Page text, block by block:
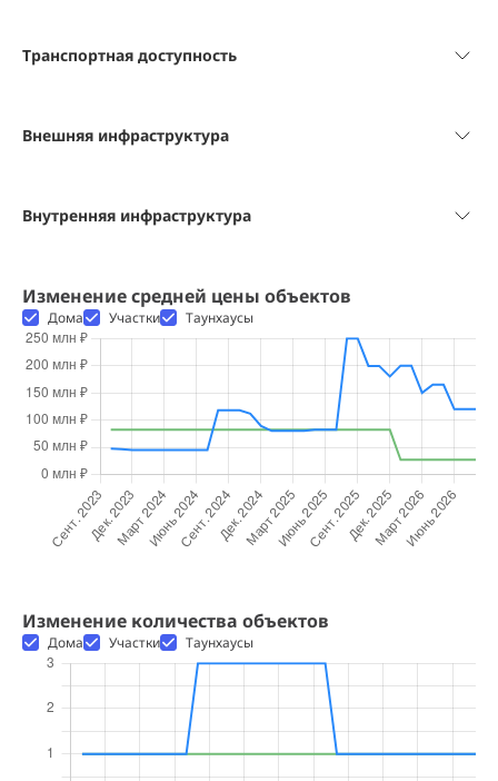
Транспортная доступность
Внешняя инфраструктура
Внутренняя инфраструктура
Изменение средней цены объектов
Дома Участки Таунхаусы
Изменение количества объектов
Дома Участки Таунхаусы